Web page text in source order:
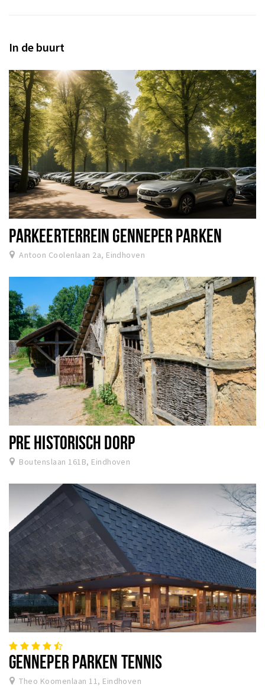
In de buurt
PARKEERTERREIN GENNEPER PARKEN
Antoon Coolenlaan 2a, Eindhoven
PRE HISTORISCH DORP
Boutenslaan 161B, Eindhoven
GENNEPER PARKEN TENNIS
Theo Koomenlaan 11, Eindhoven